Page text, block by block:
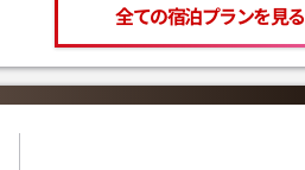
全ての宿泊プランを見る